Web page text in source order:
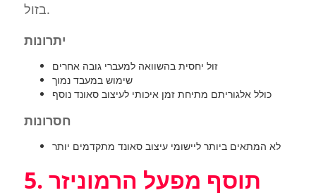
בזול.
יתרונות
זול יחסית בהשוואה למעברי גובה אחרים
שימוש במעבד נמוך
כולל אלגוריתם מתיחת זמן איכותי לעיצוב סאונד נוסף
חסרונות
לא המתאים ביותר ליישומי עיצוב סאונד מתקדמים יותר
5. תוסף מפעל הרמוניזר